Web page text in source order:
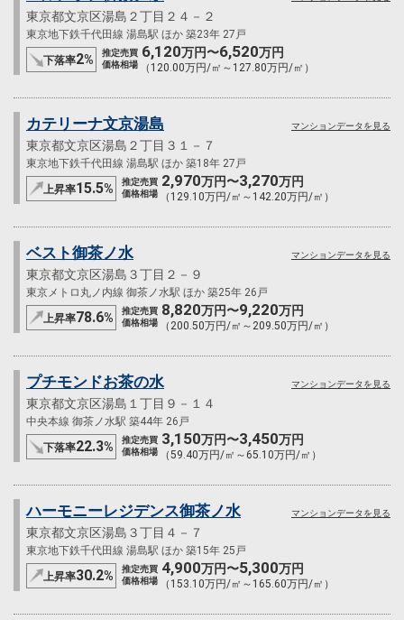
東京都文京区湯島２丁目２４－２
東京地下鉄千代田線 湯島駅 ほか 築23年 27戸
下落率2%
推定売買
価格相場
6,120万円〜6,520万円
（120.00万円/㎡～127.80万円/㎡）
カテリーナ文京湯島
東京都文京区湯島２丁目３１－７
東京地下鉄千代田線 湯島駅 ほか 築18年 27戸
上昇率15.5%
推定売買
価格相場
2,970万円〜3,270万円
（129.10万円/㎡～142.20万円/㎡）
マンションデータを見る
ベスト御茶ノ水
東京都文京区湯島３丁目２－９
東京メトロ丸ノ内線 御茶ノ水駅 ほか 築25年 26戸
上昇率78.6%
推定売買
価格相場
8,820万円〜9,220万円
（200.50万円/㎡～209.50万円/㎡）
マンションデータを見る
プチモンドお茶の水
東京都文京区湯島１丁目９－１４
中央本線 御茶ノ水駅 築44年 26戸
下落率22.3%
推定売買
価格相場
3,150万円〜3,450万円
（59.40万円/㎡～65.10万円/㎡）
マンションデータを見る
ハーモニーレジデンス御茶ノ水
東京都文京区湯島３丁目４－７
東京地下鉄千代田線 湯島駅 ほか 築15年 25戸
上昇率30.2%
推定売買
価格相場
4,900万円〜5,300万円
（153.10万円/㎡～165.60万円/㎡）
マンションデータを見る